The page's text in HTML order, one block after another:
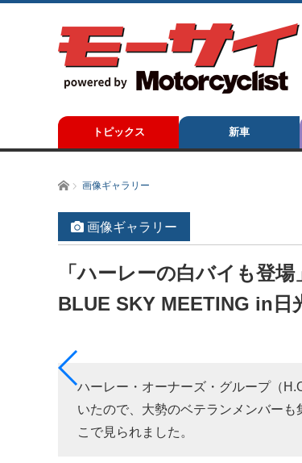
トピックス 新車
ホーム画像ギャラリー
画像ギャラリー
「ハーレーの白バイも登
BLUE SKY MEETING in日
ハーレー・オーナーズ・グループ（
いたので、大勢のベテランメンバー
こで見られました。